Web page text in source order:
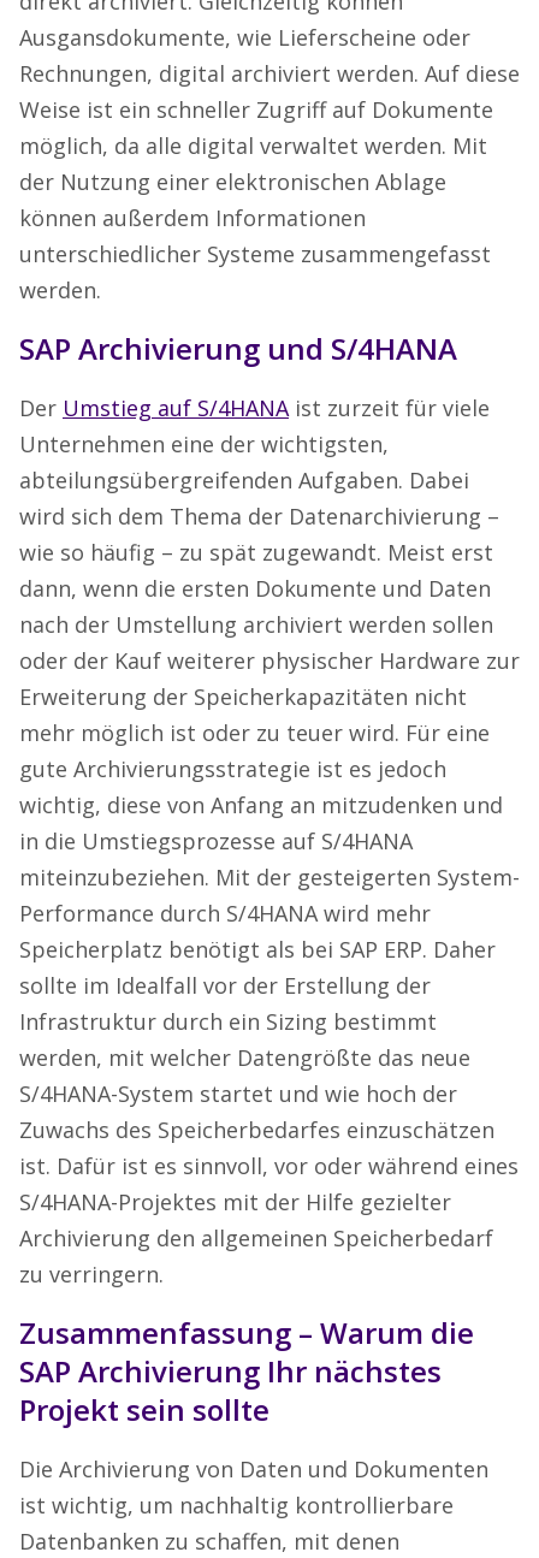
Ausgansdokumente, wie Lieferscheine oder
Rechnungen, digital archiviert werden. Auf diese
Weise ist ein schneller Zugriff auf Dokumente
möglich, da alle digital verwaltet werden. Mit
der Nutzung einer elektronischen Ablage
können außerdem Informationen
unterschiedlicher Systeme zusammengefasst
werden.
SAP Archivierung und S/4HANA
Der Umstieg auf S/4HANA ist zurzeit für viele
Unternehmen eine der wichtigsten,
abteilungsübergreifenden Aufgaben. Dabei
wird sich dem Thema der Datenarchivierung –
wie so häufig – zu spät zugewandt. Meist erst
dann, wenn die ersten Dokumente und Daten
nach der Umstellung archiviert werden sollen
oder der Kauf weiterer physischer Hardware zur
Erweiterung der Speicherkapazitäten nicht
mehr möglich ist oder zu teuer wird. Für eine
gute Archivierungsstrategie ist es jedoch
wichtig, diese von Anfang an mitzudenken und
in die Umstiegsprozesse auf S/4HANA
miteinzubeziehen. Mit der gesteigerten System-
Performance durch S/4HANA wird mehr
Speicherplatz benötigt als bei SAP ERP. Daher
sollte im Idealfall vor der Erstellung der
Infrastruktur durch ein Sizing bestimmt
werden, mit welcher Datengrößte das neue
S/4HANA-System startet und wie hoch der
Zuwachs des Speicherbedarfes einzuschätzen
ist. Dafür ist es sinnvoll, vor oder während eines
S/4HANA-Projektes mit der Hilfe gezielter
Archivierung den allgemeinen Speicherbedarf
zu verringern.
Zusammenfassung – Warum die
SAP Archivierung Ihr nächstes
Projekt sein sollte
Die Archivierung von Daten und Dokumenten
ist wichtig, um nachhaltig kontrollierbare
Datenbanken zu schaffen, mit denen